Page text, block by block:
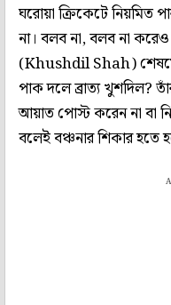
ঘরোয়া ক্রিকেটে নিয়মিত
না। বলব না, বলব না করেও
(Khushdil Shah)
পাক দলে ব্রাত্য খুশদিল?
আয়াত পোস্ট করেন না বা
বলেই বঞ্চনার শিকার হতে